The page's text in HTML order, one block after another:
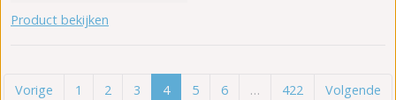
Product bekijken
Vorige 1 2 3 4 5 6 … 422 Volgende